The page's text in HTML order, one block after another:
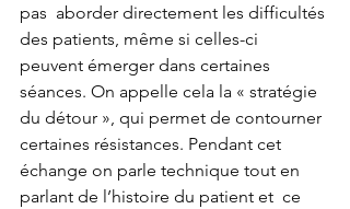
pas  aborder directement les difficultés
des patients, même si celles-ci
peuvent émerger dans certaines
séances. On appelle cela la « stratégie
du détour », qui permet de contourner
certaines résistances. Pendant cet
échange on parle technique tout en
parlant de l’histoire du patient et  ce